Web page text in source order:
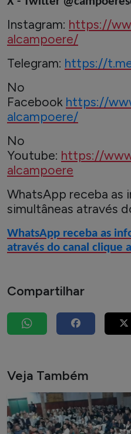
Instagram: https://
alcampoere/
Telegram: https://
No
Facebook https://
alcampoere/
No
Youtube: https://
alcampoere
WhatsApp receba as
simultâneas através
WhatsApp receba as
através do canal clique
Compartilhar
Veja Também